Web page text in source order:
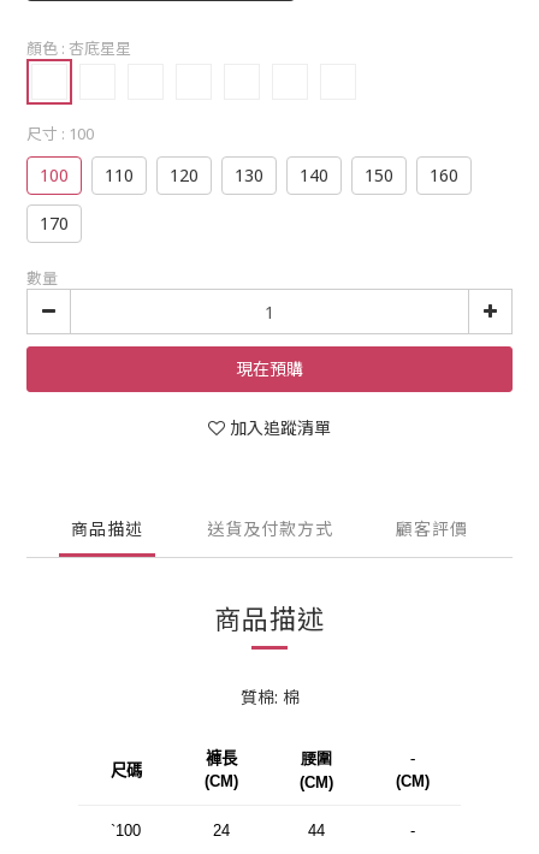
顏色 : 杏底星星
尺寸 : 100
100 110 120 130 140 150 160
170
數量
現在預購
加入追蹤清單
商品描述 送貨及付款方式 顧客評價
商品描述
質棉: 棉
尺碼
褲長
(CM)
腰圍
(CM)
-
(CM)
`100 24 44 -